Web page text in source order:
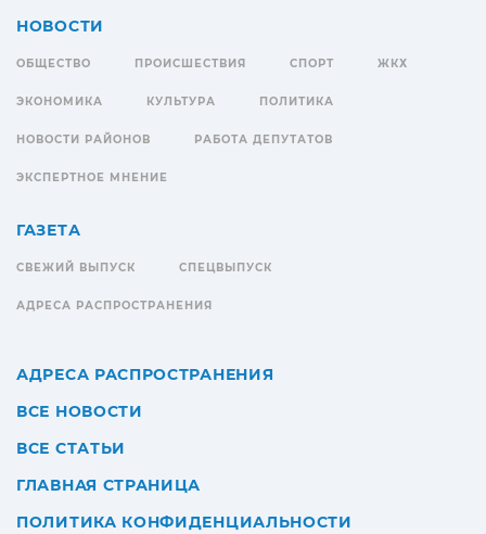
НОВОСТИ
ОБЩЕСТВО ПРОИСШЕСТВИЯ СПОРТ ЖКХ
ЭКОНОМИКА КУЛЬТУРА ПОЛИТИКА
НОВОСТИ РАЙОНОВ РАБОТА ДЕПУТАТОВ
ЭКСПЕРТНОЕ МНЕНИЕ
ГАЗЕТА
СВЕЖИЙ ВЫПУСК СПЕЦВЫПУСК
АДРЕСА РАСПРОСТРАНЕНИЯ
АДРЕСА РАСПРОСТРАНЕНИЯ
ВСЕ НОВОСТИ
ВСЕ СТАТЬИ
ГЛАВНАЯ СТРАНИЦА
ПОЛИТИКА КОНФИДЕНЦИАЛЬНОСТИ